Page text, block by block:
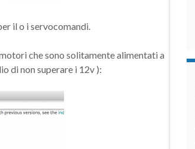
il o i servocomandi.
che sono solitamente alimentati a
di non superare i 12v ):